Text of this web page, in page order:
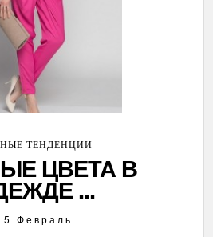
ТЕНДЕНЦИИ
ЦВЕТА В
...
Февраль